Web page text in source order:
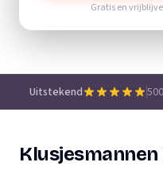
Gratis en
Uitstekend